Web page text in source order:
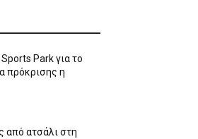
Park για το
πρόκρισης η
από ατσάλι στη